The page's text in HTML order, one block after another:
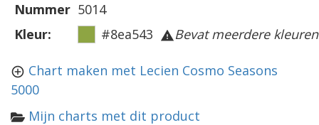
Nummer 5014
Kleur:
#8ea543 Bevat meerdere kleuren
Chart maken met Lecien Cosmo Seasons
5000
Mijn charts met dit product